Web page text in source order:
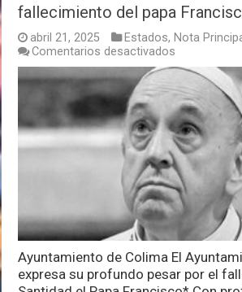
fallecimiento del papa
abril 21, 2025 Estados, Nota
Comentarios desactivados
Pésame
ayuntamiento
de
Colima
por
del
papa
Francisco
Ayuntamiento de Colima El
expresa su profundo pesar por el